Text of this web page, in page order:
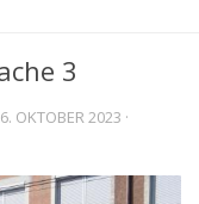
3
OKTOBER 2023 ·